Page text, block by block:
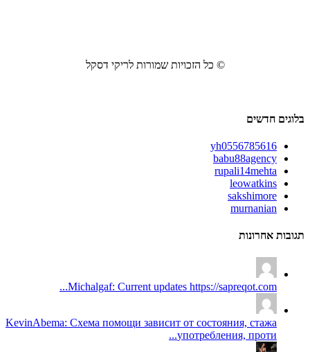
© כל הזכויות שמורות לריקי דסקל
בלוגים חדשים
yh0556785616
babu88agency
rupali14mehta
leowatkins
sakshimore
murnanian
תגובות אחרונות
Michalgaf: Current updates https://sapreqot.com...
KevinAbema: Схема помощи зависит от состояния, стажа
употребления, проти...